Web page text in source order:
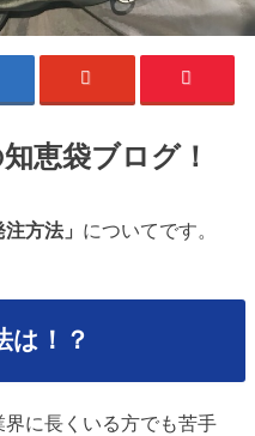
恵袋ブログ！
方法」 についてです。
は！？
に長くいる方でも苦手